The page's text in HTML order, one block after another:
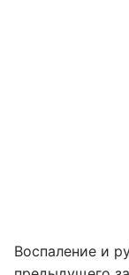
Воспаление и